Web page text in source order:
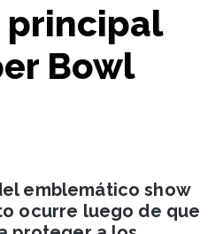
principal
Bowl
emblemático show
ocurre luego de que